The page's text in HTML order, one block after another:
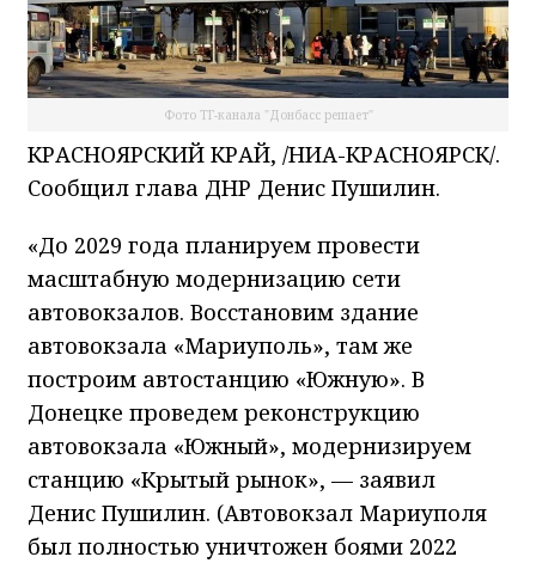
Фото ТГ-канала "Донбасс решает"
КРАСНОЯРСКИЙ КРАЙ, /НИА-КРАСНОЯРСК/.
Сообщил глава ДНР Денис Пушилин.
«До 2029 года планируем провести
масштабную модернизацию сети
автовокзалов. Восстановим здание
автовокзала «Мариуполь», там же
построим автостанцию «Южную». В
Донецке проведем реконструкцию
автовокзала «Южный», модернизируем
станцию «Крытый рынок», — заявил
Денис Пушилин. (Автовокзал Мариуполя
был полностью уничтожен боями 2022